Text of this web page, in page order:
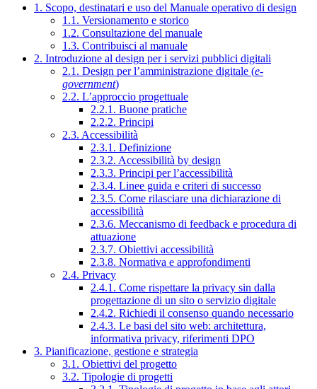
1. Scopo, destinatari e uso del Manuale operativo di design
1.1. Versionamento e storico
1.2. Consultazione del manuale
1.3. Contribuisci al manuale
2. Introduzione al design per i servizi pubblici digitali
2.1. Design per l’amministrazione digitale (e-
government)
2.2. L’approccio progettuale
2.2.1. Buone pratiche
2.2.2. Principi
2.3. Accessibilità
2.3.1. Definizione
2.3.2. Accessibilità by design
2.3.3. Principi per l’accessibilità
2.3.4. Linee guida e criteri di successo
2.3.5. Come rilasciare una dichiarazione di
accessibilità
2.3.6. Meccanismo di feedback e procedura di
attuazione
2.3.7. Obiettivi accessibilità
2.3.8. Normativa e approfondimenti
2.4. Privacy
2.4.1. Come rispettare la privacy sin dalla
progettazione di un sito o servizio digitale
2.4.2. Richiedi il consenso quando necessario
2.4.3. Le basi del sito web: architettura,
informativa privacy, riferimenti DPO
3. Pianificazione, gestione e strategia
3.1. Obiettivi del progetto
3.2. Tipologie di progetti